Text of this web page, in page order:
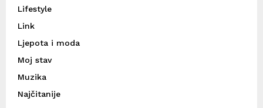
Lifestyle
Link
Ljepota i moda
Moj stav
Muzika
Najčitanije